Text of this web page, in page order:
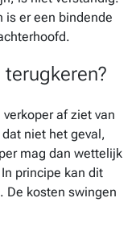
is er een bindende
af ziet van
niet het geval,
mag dan wettelijk
principe kan dit
De kosten swingen